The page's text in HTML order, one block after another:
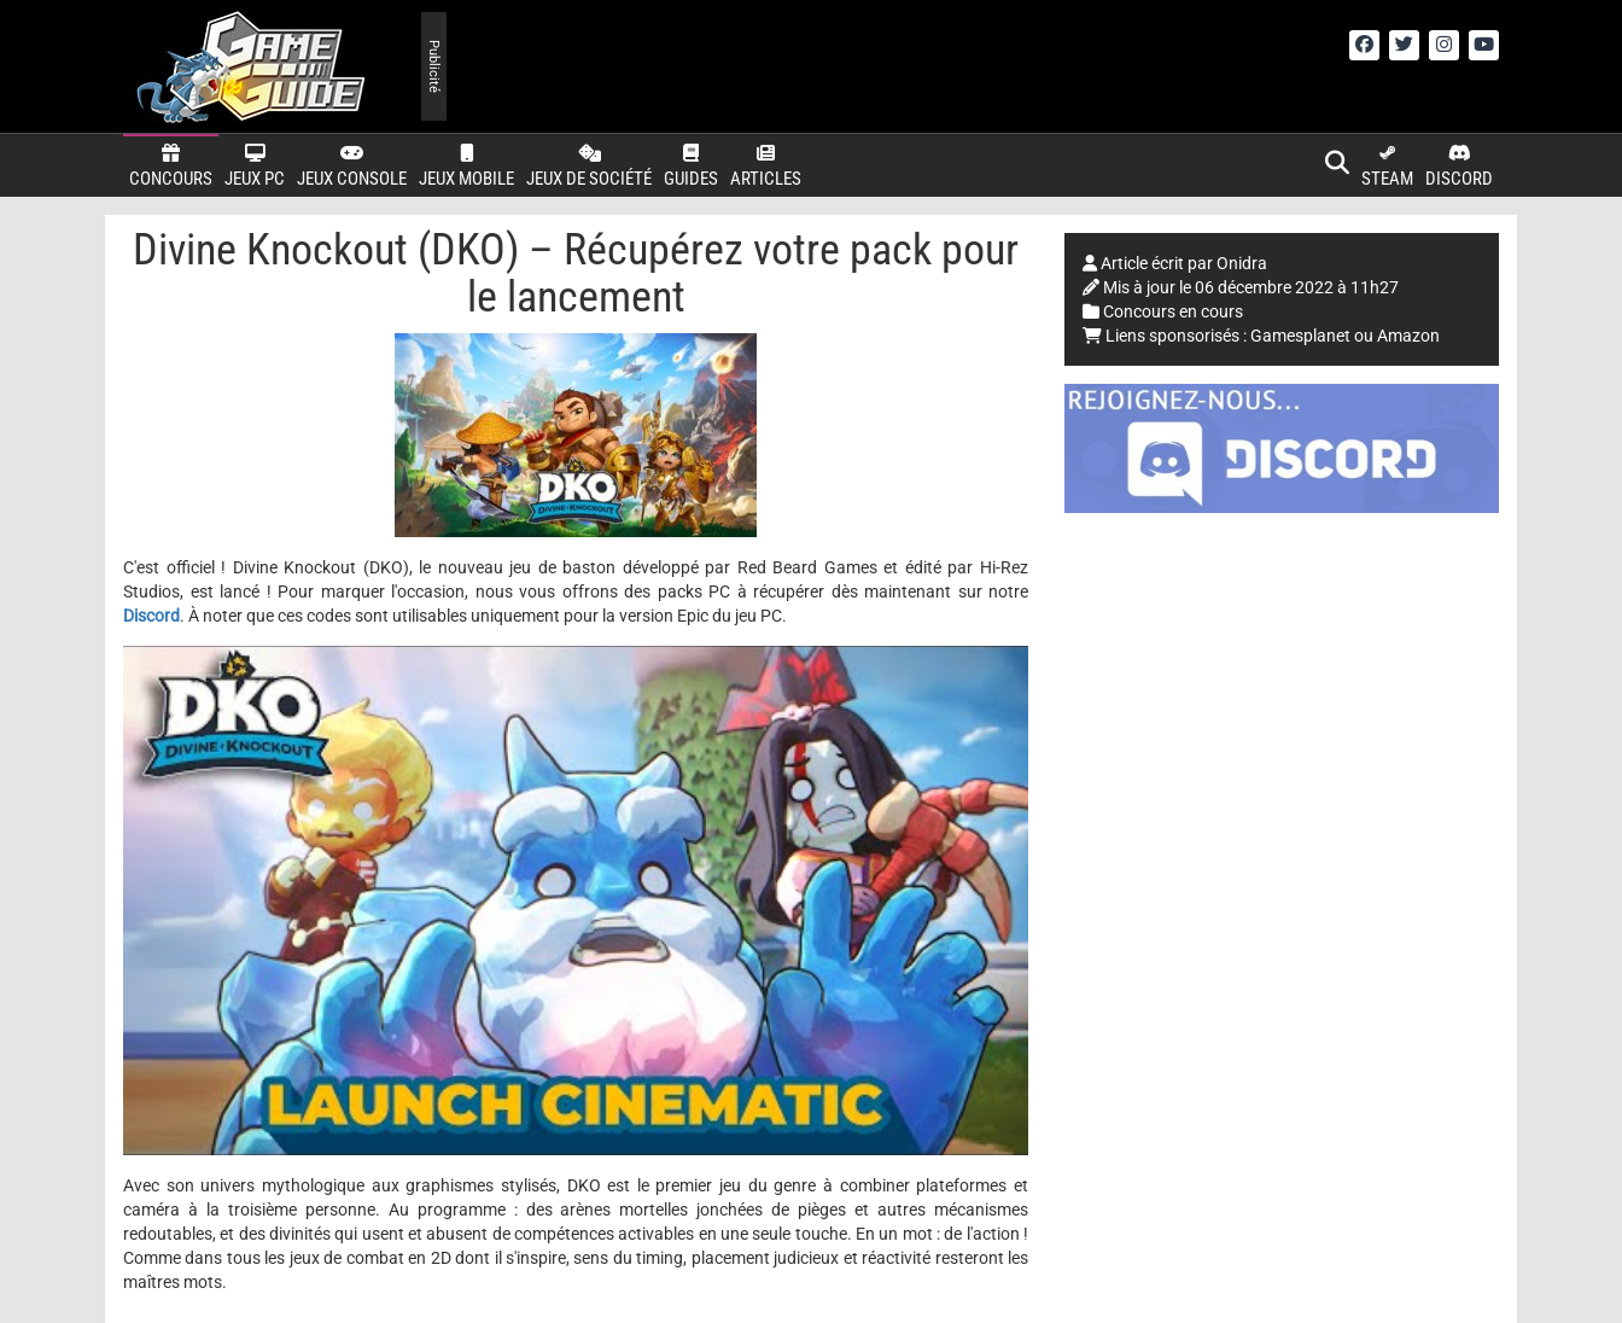
CONCOURS JEUX PC JEUX CONSOLE JEUX MOBILE JEUX DE SOCIÉTÉ GUIDES ARTICLES DISCORD
STEAM
Publicité
Divine Knockout (DKO) – Récupérez votre pack pour
le lancement
C'est officiel ! Divine Knockout (DKO), le nouveau jeu de baston développé par Red Beard Games et édité par Hi-Rez
Studios, est lancé ! Pour marquer l'occasion, nous vous offrons des packs PC à récupérer dès maintenant sur notre
Discord. À noter que ces codes sont utilisables uniquement pour la version Epic du jeu PC.
Avec son univers mythologique aux graphismes stylisés, DKO est le premier jeu du genre à combiner plateformes et
caméra à la troisième personne. Au programme : des arènes mortelles jonchées de pièges et autres mécanismes
redoutables, et des divinités qui usent et abusent de compétences activables en une seule touche. En un mot : de l'action !
Comme dans tous les jeux de combat en 2D dont il s'inspire, sens du timing, placement judicieux et réactivité resteront les
maîtres mots.
Article écrit parOnidra
Mis à jour le06 décembre 2022 à 11h27
Concours en cours
Liens sponsorisés :Gamesplanet ou Amazon